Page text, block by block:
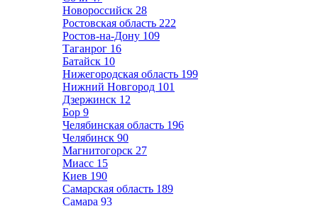
Новороссийск 28
Ростовская область 222
Ростов-на-Дону 109
Таганрог 16
Батайск 10
Нижегородская область 199
Нижний Новгород 101
Дзержинск 12
Бор 9
Челябинская область 196
Челябинск 90
Магнитогорск 27
Миасс 15
Киев 190
Самарская область 189
Самара 93